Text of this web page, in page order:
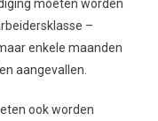
moeten worden
–
enkele maanden
aangevallen.
ook worden